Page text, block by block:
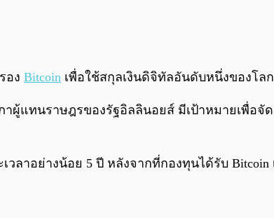
อง Bitcoin เพื่อใช้สกุลเงินดิจิทัลอันดับหนึ่งของโล
าผู้แทนราษฎรของรัฐอิลลินอยส์ มีเป้าหมายเพื่อ
าอย่างน้อย 5 ปี หลังจากที่กองทุนได้รับ